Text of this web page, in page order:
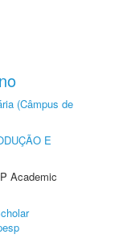
(Câmpus de
E
Academic